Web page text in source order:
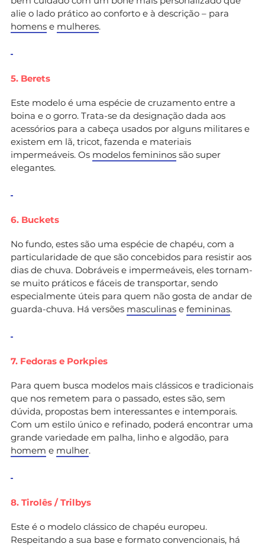
alie o lado prático ao conforto e à descrição – para
homens e mulheres.
5. Berets
Este modelo é uma espécie de cruzamento entre a
boina e o gorro. Trata-se da designação dada aos
acessórios para a cabeça usados por alguns militares e
existem em lã, tricot, fazenda e materiais
impermeáveis. Os modelos femininos são super
elegantes.
6. Buckets
No fundo, estes são uma espécie de chapéu, com a
particularidade de que são concebidos para resistir aos
dias de chuva. Dobráveis e impermeáveis, eles tornam-
se muito práticos e fáceis de transportar, sendo
especialmente úteis para quem não gosta de andar de
guarda-chuva. Há versões masculinas e femininas.
7. Fedoras e Porkpies
Para quem busca modelos mais clássicos e tradicionais
que nos remetem para o passado, estes são, sem
dúvida, propostas bem interessantes e intemporais.
Com um estilo único e refinado, poderá encontrar uma
grande variedade em palha, linho e algodão, para
homem e mulher.
8. Tirolês / Trilbys
Este é o modelo clássico de chapéu europeu.
Respeitando a sua base e formato convencionais, há